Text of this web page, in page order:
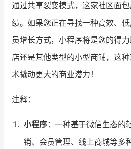
通过共享裂变模式，这家社区面
绩。如果您正在寻找一种高效、
员增长方式，小程序将是您的得
店还是其他类型的小型商铺，这
术撬动更大的商业潜力！
注释：
小程序：一种基于微信生态的
销、会员管理、线上商城等多